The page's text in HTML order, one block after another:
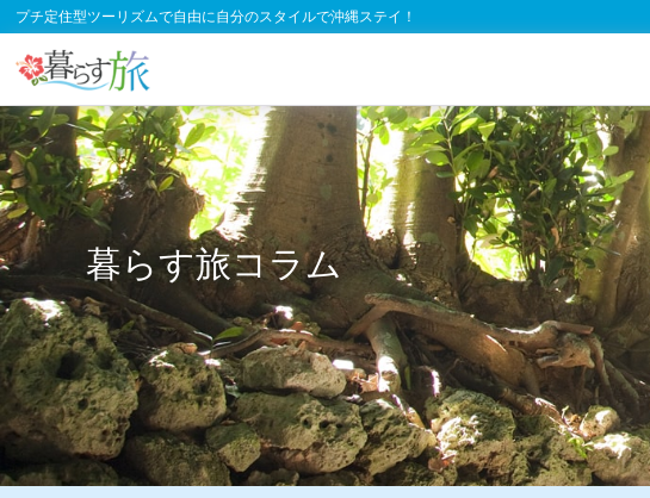
プチ定住型ツーリズムで自由に自分のスタイルで沖縄ステイ！
暮らす旅コラム